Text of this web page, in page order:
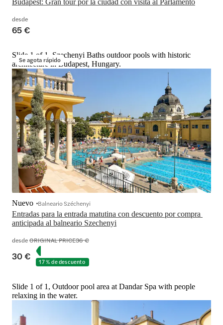
Budapest: Gran tour por la ciudad con visita al Parlamento
desde
65 €
Se agota rápido
Slide 1 of 1, Szechenyi Baths outdoor pools with historic
architecture in Budapest, Hungary.
Entradas para la entrada matutina con descuento por compra
anticipada al balneario Szechenyi
Nuevo Balneario Széchenyi
desdeORIGINAL PRICE36 €
30 € 17 % de descuento
Slide 1 of 1, Outdoor pool area at Dandar Spa with people
relaxing in the water.